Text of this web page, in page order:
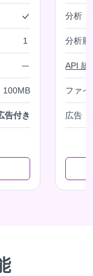
1
100MB
告付き
分析
分析
API 統
ファ
広告